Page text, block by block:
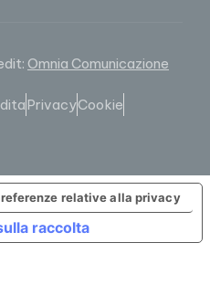
Omnia Comunicazione
PrivacyCookie
raccolta
relative alla privacy